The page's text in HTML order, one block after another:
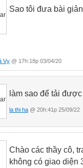
Sao tôi đưa bài
Vy @ 17h:18p 03/04/20
làm sao để tải
la thi ha @ 20h:41p 25/09/22
Chào các thầy cô,
không có giao diện